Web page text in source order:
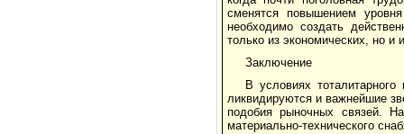
сменятся повышением
необходимо создать
только из экономических, но и
Заключение
В условиях
ликвидируются и важнейшие
подобия рыночных связей.
материально-технического